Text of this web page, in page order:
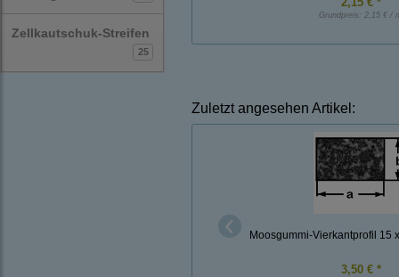
Zellkautschuk-Streifen
25
Grundpreis: 2,15 € /
Zuletzt angesehen Artikel:
Moosgummi-Vierkantprofil 15
3,50 € *